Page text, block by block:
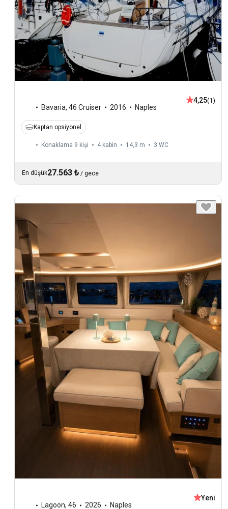
Bavaria, 46 Cruiser 2016 Naples
4,25(1)
Kaptan opsiyonel
Konaklama 9 kişi 4 kabin 14,3 m 3 WC
En düşük27.563 ₺ / gece
Lagoon, 46 2026 Naples
Yeni